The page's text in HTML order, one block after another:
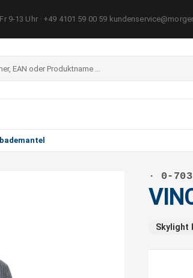
9-13 Uhr · +49 4101 59 00 59
· 0-
Skylight